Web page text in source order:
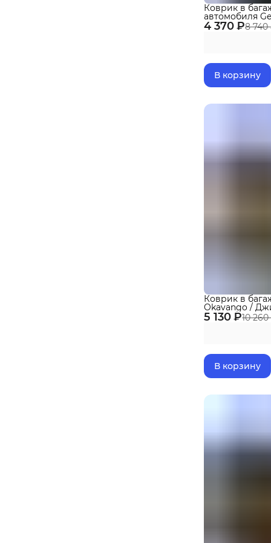
4 370 ₽8 740
Коврик в
автомобиля
(2024-) EVA 3D
В корзину
5 130 ₽10
Коврик в
Okavango /
Рестайлинг
В корзину